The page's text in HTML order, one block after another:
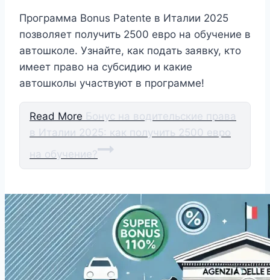
Программа Bonus Patente в Италии 2025
позволяет получить 2500 евро на обучение в
автошколе. Узнайте, как подать заявку, кто
имеет право на субсидию и какие
автошколы участвуют в программе!
Read More Бонус на водительские права
в Италии 2025: как получить 2500 евро
на обучение?